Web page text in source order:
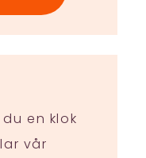
en klok
vår